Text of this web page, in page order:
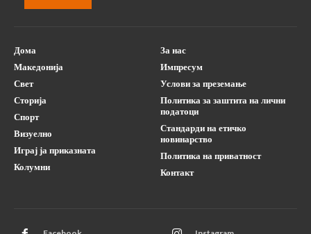
Дома
Македонија
Свет
Сторија
Спорт
Визуелно
Играј ја приказната
Колумни
За нас
Импресум
Услови за преземање
Политика за заштита на лични
податоци
Стандарди на етичко
новинарство
Политика на приватност
Контакт